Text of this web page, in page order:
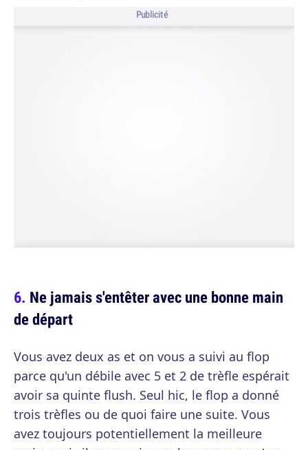
Publicité
Ne jamais s'entêter avec une bonne main
de départ
Vous avez deux as et on vous a suivi au flop
parce qu'un débile avec 5 et 2 de trèfle espérait
avoir sa quinte flush. Seul hic, le flop a donné
trois trèfles ou de quoi faire une suite. Vous
avez toujours potentiellement la meilleure